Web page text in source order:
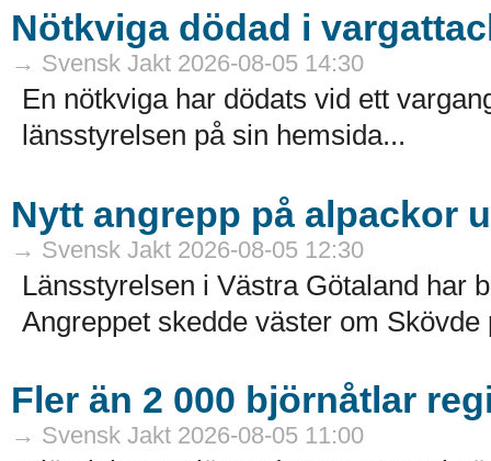
Nötkviga dödad i
→ Svensk Jakt 2026-08-05 14:30
En nötkviga har dödats vid ett
länsstyrelsen på sin hemsida...
Nytt angrepp på alpackor
→ Svensk Jakt 2026-08-05 12:30
Länsstyrelsen i Västra Götaland har
Angreppet skedde väster om Skövde
Fler än 2 000 björnåtlar
→ Svensk Jakt 2026-08-05 11:00